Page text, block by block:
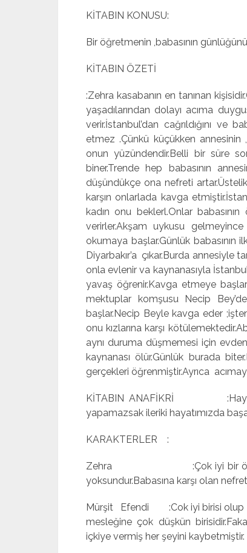
KİTABIN KONUSU:
Bir öğretmenin ,babasının
KİTABIN ÖZETİ
:Zehra kasabanın en tanınan
yaşadılarından dolayı acıma
verir.İstanbul’dan cağrıldığını
etmez .Çünkü küçükken annesinin
onun yüzündendir.Belli bir süre
biner.Trende hep babasının
düşündükçe ona nefreti
karşın onlarlada kavga
kadın onu beklerl.Onlar
verirler.Akşam uykusu
okumaya başlar.Günlük
Diyarbakır’a çıkar.Burda annesiyle
onla evlenir va kaynanasıyla
yavaş öğrenir.Kavga etmeye
mektuplar komşusu Necip
başlar.Necip Beyle kavga eder ;işten
onu kızlarına karşı
aynı duruma düşmemesi için evden
kaynanası ölür.Günlük burada
gerçekleri öğrenmiştir.Ayrıca
KİTABIN ANAFİKRİ
yapamazsak ileriki hayatımızda
KARAKTERLER :
Zehra :Çok iyi bir
yoksundur.Babasına karşı olan
Mürşit Efendi :Cok iyi birisi olup
mesleğine çok düşkün
içkiye vermiş her şeyini kaybetmiştir.